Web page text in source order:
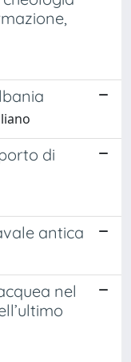
di
antica
nel